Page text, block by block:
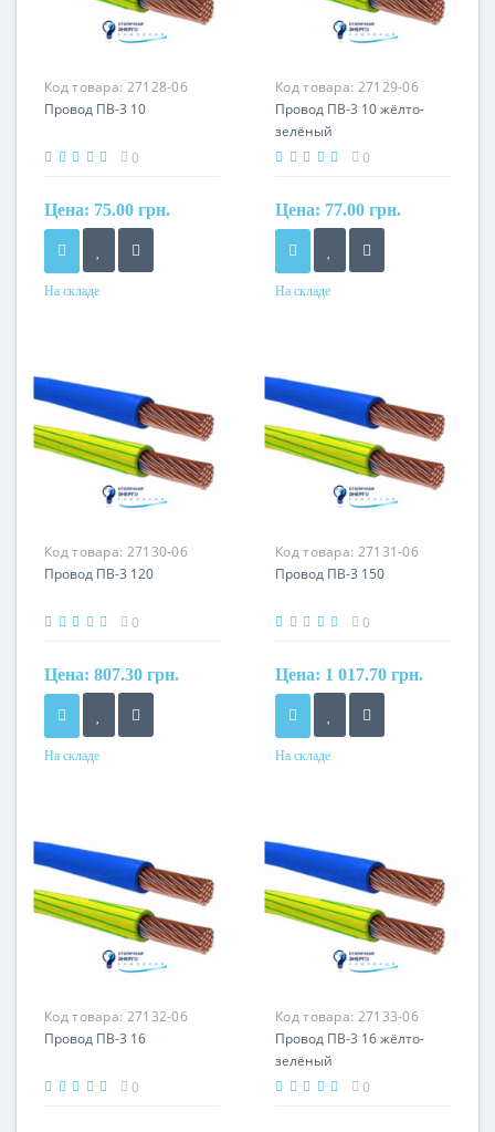
Наличие экрана
не экранированный
ПВ
Наличие экрана
не экранированный
ПВ
Код товара: 27128-06
Провод ПВ-3 10
0
Цена: 75.00 грн.
На складе
10 мм²
Кол-во жил
1
Наличие экрана
не экранированный
ПВ
Код товара: 27129-06
Провод ПВ-3 10 жёлто-
зелёный
0
Цена: 77.00 грн.
На складе
10 мм²
Кол-во жил
1
Наличие экрана
не экранированный
ПВ
Код товара: 27130-06
Провод ПВ-3 120
0
Цена: 807.30 грн.
На складе
120 мм²
Кол-во жил
1
Наличие экрана
не экранированный
ПВ
Код товара: 27131-06
Провод ПВ-3 150
0
Цена: 1 017.70 грн.
На складе
150 мм²
Кол-во жил
1
Наличие экрана
не экранированный
ПВ
Код товара: 27132-06
Провод ПВ-3 16
0
Код товара: 27133-06
Провод ПВ-3 16 жёлто-
зелёный
0